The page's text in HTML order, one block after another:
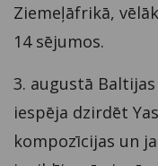
Ziemeļāfrikā,
14 sējumos.
3. augustā
iespēja dzirdēt
kompozīcijas un